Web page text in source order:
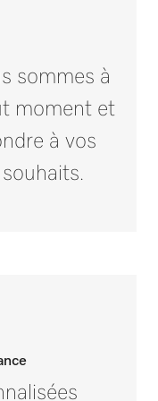
brute en mm
brute en
sommes à
moment et
à vos